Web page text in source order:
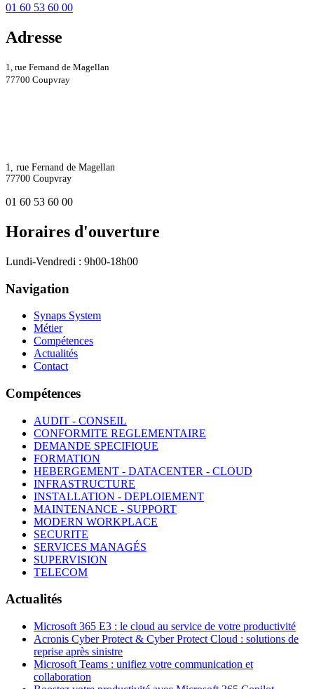
01 60 53 60 00
Adresse
1, rue Fernand de Magellan
77700 Coupvray
1, rue Fernand de Magellan
77700 Coupvray
01 60 53 60 00
Horaires d'ouverture
Lundi-Vendredi : 9h00-18h00
Navigation
Synaps System
Métier
Compétences
Actualités
Contact
Compétences
AUDIT - CONSEIL
CONFORMITE REGLEMENTAIRE
DEMANDE SPECIFIQUE
FORMATION
HEBERGEMENT - DATACENTER - CLOUD
INFRASTRUCTURE
INSTALLATION - DEPLOIEMENT
MAINTENANCE - SUPPORT
MODERN WORKPLACE
SECURITE
SERVICES MANAGÉS
SUPERVISION
TELECOM
Actualités
Microsoft 365 E3 : le cloud au service de votre productivité
Acronis Cyber Protect & Cyber Protect Cloud : solutions de
reprise après sinistre
Microsoft Teams : unifiez votre communication et
collaboration